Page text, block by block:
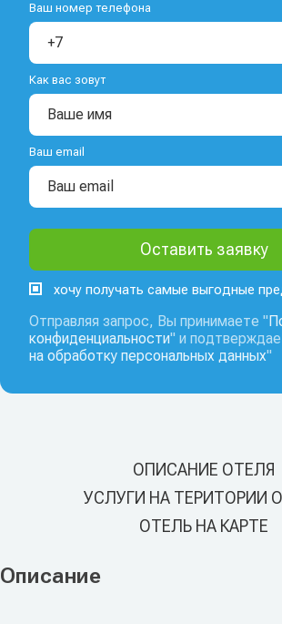
Ваш номер телефона
Как вас зовут
Ваш email
хочу получать самые выгодные
Отправляя запрос, Вы принимаете "
конфиденциальности" и
на обработку персональных данных"
ОПИСАНИЕ ОТЕЛЯ
УСЛУГИ НА ТЕРИТОРИИ
ОТЕЛЬ НА КАРТЕ
Описание